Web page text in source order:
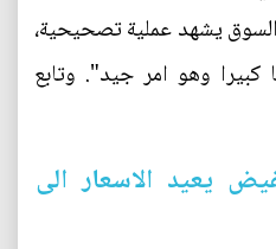
يشهد عملية تصحيحية،
كبيرا وهو امر جيد". وتابع
يعيد الاسعار الى